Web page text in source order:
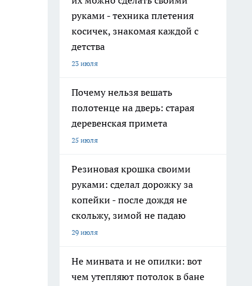
руками - техника плетения
косичек, знакомая каждой с
детства
23 июля
Почему нельзя вешать
полотенце на дверь: старая
деревенская примета
25 июля
Резиновая крошка своими
руками: сделал дорожку за
копейки - после дождя не
скольжу, зимой не падаю
29 июля
Не минвата и не опилки: вот
чем утепляют потолок в бане